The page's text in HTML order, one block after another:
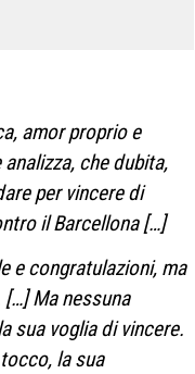
amor proprio e
che dubita,
per vincere di
il Barcellona […]
e congratulazioni, ma
[…] Ma nessuna
sua voglia di vincere.
la sua